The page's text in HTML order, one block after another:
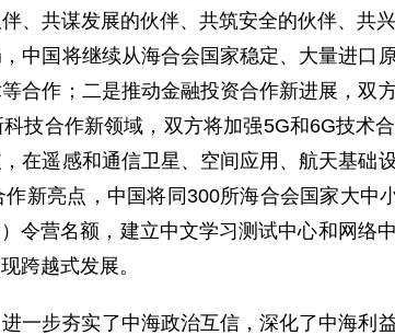
、共谋发展的伙伴、共筑安全的伙伴、共
中国将继续从海合会国家稳定、大量进口
合作；二是推动金融投资合作新进展，双
技合作新领域，双方将加强5G和6G技术
在遥感和通信卫星、空间应用、航天基础
新亮点，中国将同300所海合会国家大
令营名额，建立中文学习测试中心和网络
跨越式发展。
一步夯实了中海政治互信，深化了中海利